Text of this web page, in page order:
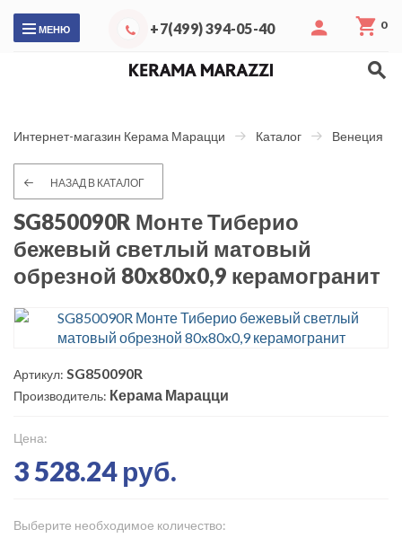
МЕНЮ +7(499) 394-05-40 0
Интернет-магазин Керама Марацци Каталог Венеция
НАЗАД В КАТАЛОГ
SG850090R Монте Тиберио
бежевый светлый матовый
обрезной 80x80x0,9 керамогранит
Артикул: SG850090R
Производитель: Керама Марацци
Цена:
3 528.24 руб.
Выберите необходимое количество: